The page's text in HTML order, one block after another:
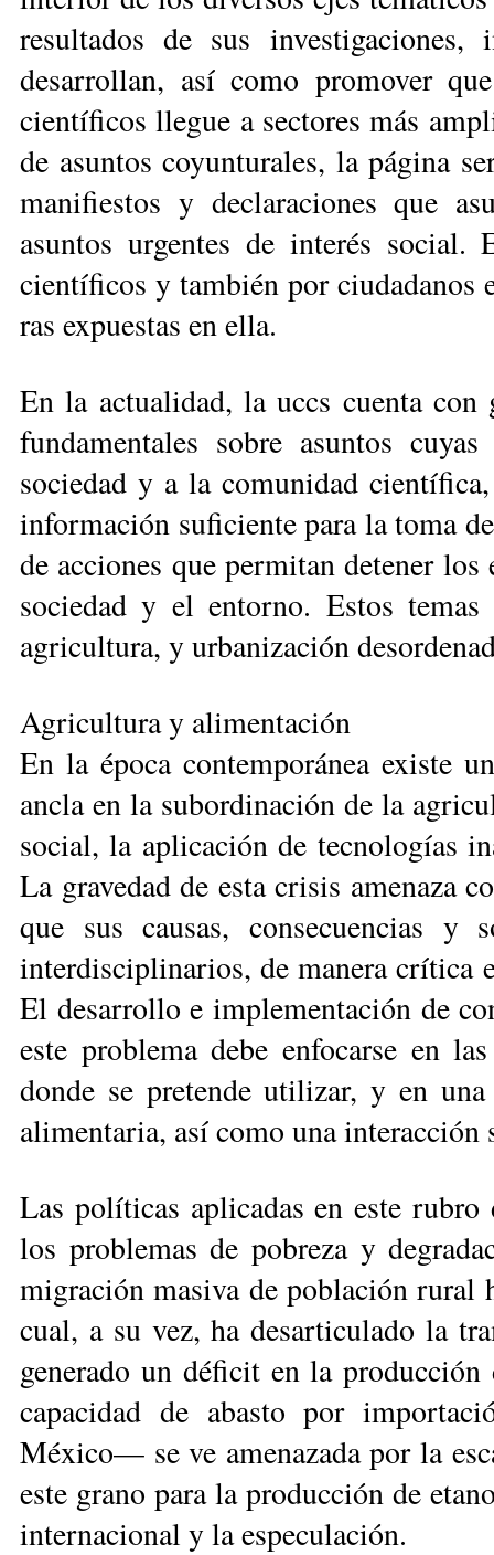
resultados de sus
desarrollan, así como promover
científicos llegue a secto­res más
de asun­tos coyunturales, la página
manifiestos y declaraciones que
asuntos urgentes de interés social.
científicos y también por ciudadanos
ras expuestas en ella.
En la actualidad, la uccs cuenta
fundamentales sobre asuntos
sociedad y a la co­­mu­nidad
información suficiente para la toma
de acciones que permitan detener
sociedad y el entorno. Estos
agricultura, y urbanización
Agricultura y alimentación
En la época contemporánea exis­te
ancla en la subordinación de la
social, la aplicación de tecnologías
La gravedad de esta crisis ame­naza
que sus causas, consecuencias y
interdisciplinarios, de manera crítica
El desarrollo e implementación de
este pro­ble­ma debe enfocarse en
donde se pretende utilizar, y en
alimentaria, así como una interacción
Las políticas aplicadas en este
los pro­ble­mas de pobreza y
migración masiva de población rural
cual, a su vez, ha desarticulado la
generado un déficit en la
capacidad de abasto por
México— se ve amenazada por la
este grano para la producción de
internacional y la especulación.